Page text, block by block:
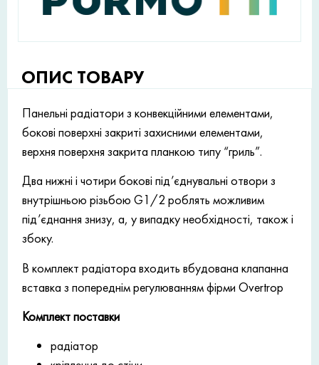
ОПИС ТОВАРУ
Панельні радіатори з конвекційними елементами,
бокові поверхні закриті захисними елементами,
верхня поверхня закрита планкою типу “гриль”.
Два нижні і чотири бокові під’єднувальні отвори з
внутрішньою різьбою G1/2 роблять можливим
під’єднання знизу, а, у випадку необхідності, також і
збоку.
В комплект радіатора входить вбудована клапанна
вставка з попереднім регулюванням фірми Overtrop
Комплект поставки
радіатор